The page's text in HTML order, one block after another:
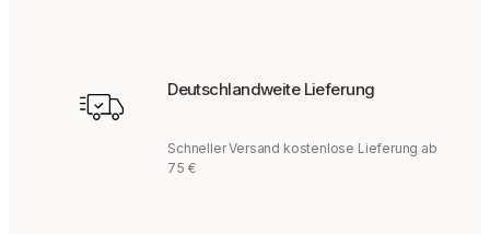
Deutschlandweite Lieferung
Schneller Versand kostenlose Lieferung ab
75 €